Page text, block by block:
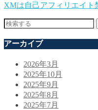
XMは自己アフィリエイト
アーカイブ
2026年3月
2025年10月
2025年9月
2025年8月
2025年7月